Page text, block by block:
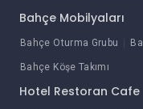
Bahçe Mobilyaları
Bahçe Oturma Grubu
Bahçe Köşe Takımı
Hotel Restoran Cafe